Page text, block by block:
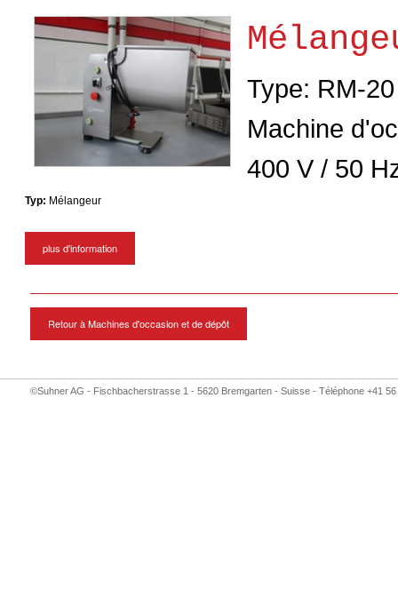
Type: RM-
Machine
400 V / 50
Typ: Mélangeur
plus d'information
Retour à Machines d'occasion et de dépôt
©Suhner AG - Fischbacherstrasse 1 - 5620 Bremgarten - Suisse - Téléphone +41